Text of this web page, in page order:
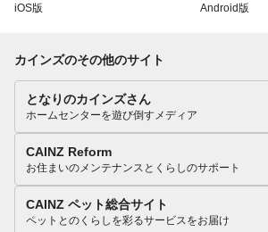
iOS版 Android版
カインズのその他のサイト
となりのカインズさん
ホームセンターを遊び倒すメディア
CAINZ Reform
お住まいのメンテナンスとくらしのサポート
CAINZ ペット総合サイト
ペットとのくらしを彩るサービスをお届け